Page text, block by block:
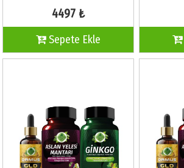
4497 ₺
Sepete Ekle